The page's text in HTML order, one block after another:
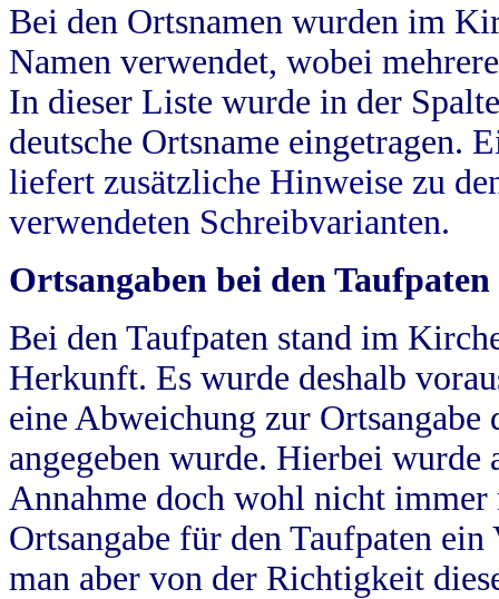
Bei den Ortsnamen wurden im
Namen verwendet, wobei
In dieser Liste wurde in der
deutsche Ortsname eingetragen.
liefert zusätzliche Hinweise zu
verwendeten Schreibvarianten.
Ortsangaben bei den Taufpaten
Bei den Taufpaten stand im
Herkunft. Es wurde deshalb
eine Abweichung zur
angegeben wurde. Hierbei wurde
Annahme doch wohl nicht
Ortsangabe für den Taufpaten
man aber von der Richtigkeit